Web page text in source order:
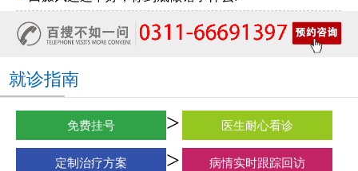
就诊指南
免费挂号 医生耐心看诊
定制治疗方案 病情实时跟踪回访